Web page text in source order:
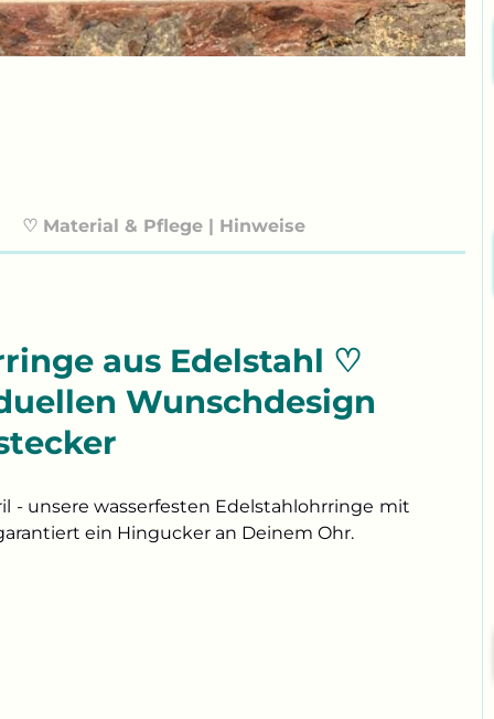
♡ Material & Pflege | Hinweise
aus Edelstahl ♡
Wunschdesign
- unsere wasserfesten Edelstahlohrringe mit
ein Hingucker an Deinem Ohr.